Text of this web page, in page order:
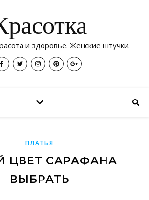
и здоровье. Женские штучки.
ПЛАТЬЯ
ЦВЕТ САРАФАНА
ВЫБРАТЬ